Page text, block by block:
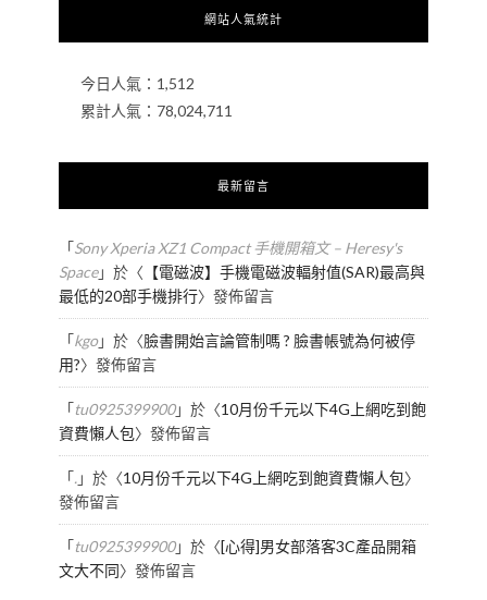
網站人氣統計
今日人氣： 1,512
累計人氣： 78,024,711
最新留言
「Sony Xperia XZ1 Compact 手機開箱文 – Heresy's
Space」於〈 【電磁波】手機電磁波輻射值(SAR)最高與
最低的20部手機排行〉發佈留言
「kgo」於〈臉書開始言論管制嗎 ? 臉書帳號為何被停
用?〉發佈留言
「tu0925399900」於〈10月份千元以下4G上網吃到飽
資費懶人包〉發佈留言
「.」於〈10月份千元以下4G上網吃到飽資費懶人包〉
發佈留言
「tu0925399900」於〈[心得]男女部落客3C產品開箱
文大不同〉發佈留言